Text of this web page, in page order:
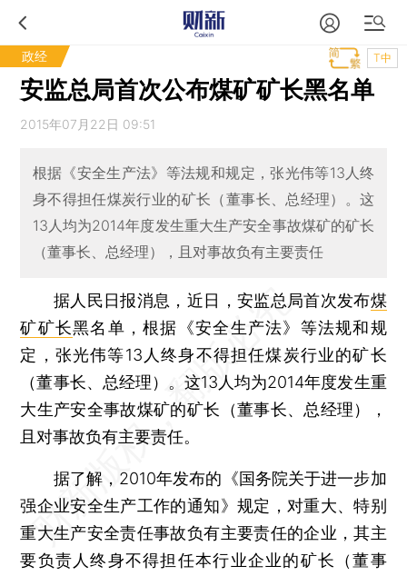
政经 T中
安监总局首次公布煤矿矿长黑名单
2015年07月22日 09:51
根据《安全生产法》等法规和规定，张光伟等13人终
身不得担任煤炭行业的矿长（董事长、总经理）。这
13人均为2014年度发生重大生产安全事故煤矿的矿长
（董事长、总经理），且对事故负有主要责任
据人民日报消息，近日，安监总局首次发布煤
矿矿长黑名单，根据《安全生产法》等法规和规
定，张光伟等13人终身不得担任煤炭行业的矿长
（董事长、总经理）。这13人均为2014年度发生重
大生产安全事故煤矿的矿长（董事长、总经理），
且对事故负有主要责任。
据了解，2010年发布的《国务院关于进一步加
强企业安全生产工作的通知》规定，对重大、特别
重大生产安全责任事故负有主要责任的企业，其主
要负责人终身不得担任本行业企业的矿长（董事